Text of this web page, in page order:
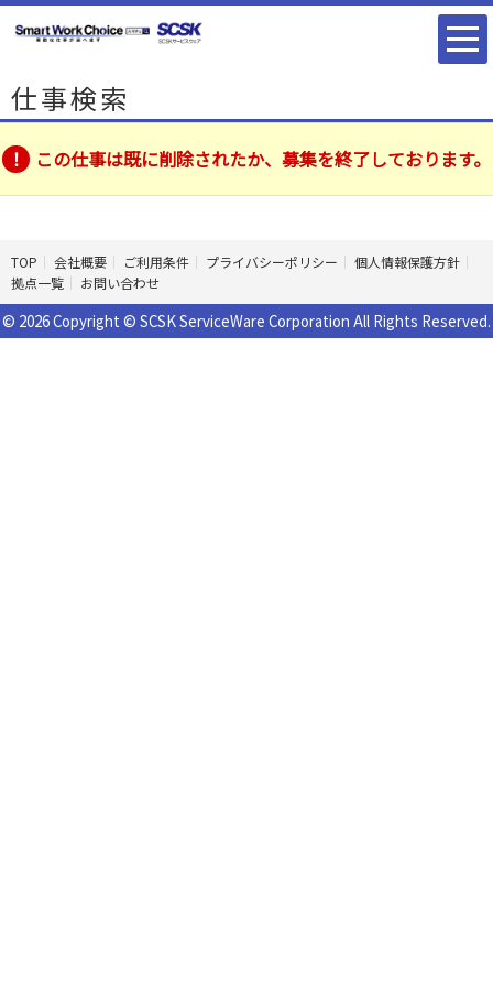
仕事検索
この仕事は既に削除されたか、募集を終了しております。
TOP 会社概要 ご利用条件 プライバシーポリシー
個人情報保護方針
拠点一覧
お問い合わせ
© 2026 Copyright © SCSK ServiceWare Corporation All Rights Reserved.